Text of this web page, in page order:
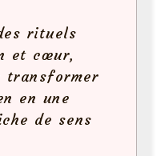
rituels
et cœur,
transformer
en une
de sens